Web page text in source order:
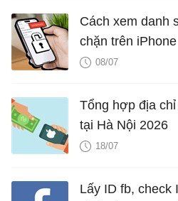
Cách xem danh
chặn trên iPhone
08/07
Tổng hợp địa
tại Hà Nội 2026
18/07
Lấy ID fb, check